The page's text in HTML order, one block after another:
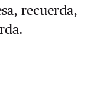
recuerda,